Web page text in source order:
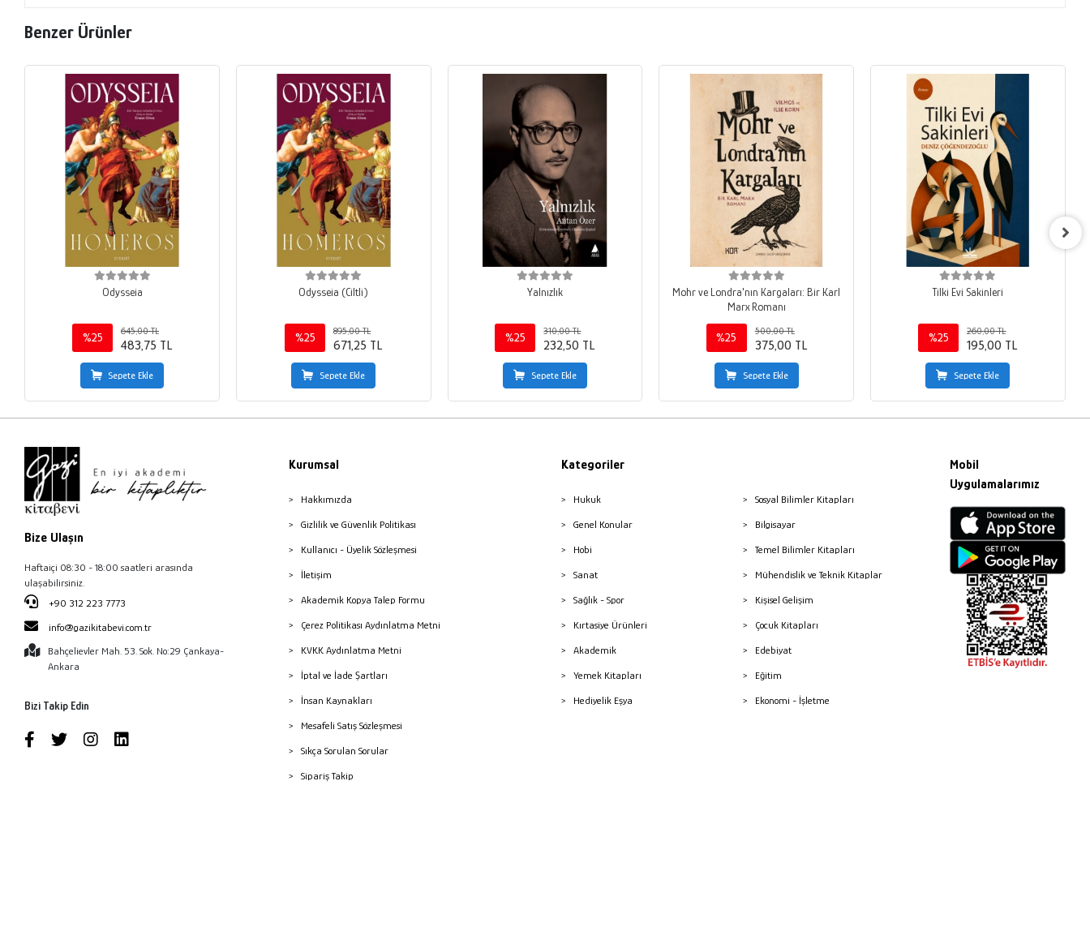
Benzer Ürünler
Odysseia
%25
645,00 TL
483,75 TL
Sepete Ekle
Odysseia (Ciltli)
%25
895,00 TL
671,25 TL
Sepete Ekle
Yalnızlık
%25
310,00 TL
232,50 TL
Sepete Ekle
Mohr ve Londra'nın Kargaları: Bir Karl
Marx Romanı
%25
500,00 TL
375,00 TL
Sepete Ekle
Tilki Evi Sakinleri
%25
260,00 TL
195,00 TL
Sepete Ekle
Bize Ulaşın
Haftaiçi 08:30 - 18:00 saatleri arasında
ulaşabilirsiniz.
+90 312 223 7773
info@gazikitabevi.com.tr
Bahçelievler Mah. 53. Sok. No:29 Çankaya-
Ankara
Bizi Takip Edin
Kurumsal
Hakkımızda
Gizlilik ve Güvenlik Politikası
Kullanıcı - Üyelik Sözleşmesi
İletişim
Akademik Kopya Talep Formu
Çerez Politikası Aydınlatma Metni
KVKK Aydınlatma Metni
İptal ve İade Şartları
İnsan Kaynakları
Mesafeli Satış Sözleşmesi
Sıkça Sorulan Sorular
Sipariş Takip
Kategoriler
Hukuk
Genel Konular
Hobi
Sanat
Sağlık - Spor
Kırtasiye Ürünleri
Akademik
Yemek Kitapları
Hediyelik Eşya
Sosyal Bilimler Kitapları
Bilgisayar
Temel Bilimler Kitapları
Mühendislik ve Teknik Kitaplar
Kişisel Gelişim
Çocuk Kitapları
Edebiyat
Eğitim
Ekonomi - İşletme
Mobil
Uygulamalarımız